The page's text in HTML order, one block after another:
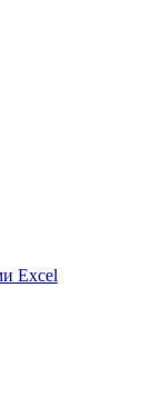
Excel